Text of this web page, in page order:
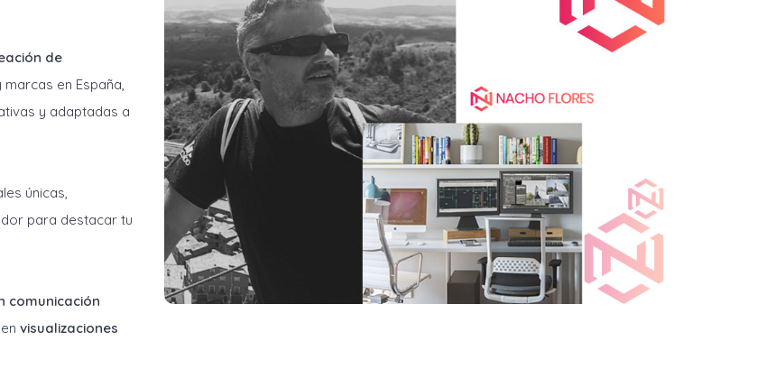
de
en España,
y adaptadas a
únicas,
para destacar tu
comunicación
visualizaciones